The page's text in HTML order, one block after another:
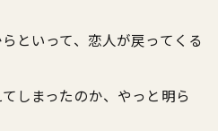
といって、恋人が戻ってくる
しまったのか、やっと明ら